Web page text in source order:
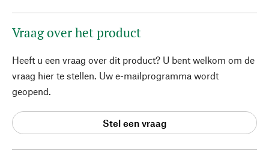
Vraag over het product
Heeft u een vraag over dit product? U bent welkom om de
vraag hier te stellen. Uw e-mailprogramma wordt
geopend.
Stel een vraag